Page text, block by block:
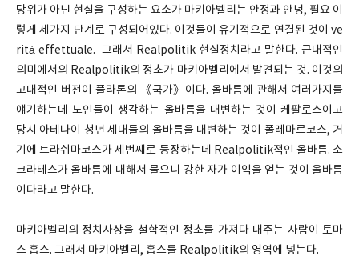
당위가 아닌 현실을 구성하는 요소가 마키아벨리는 안정과 안녕, 필요 이
렇게 세가지 단계로 구성되어있다. 이것들이 유기적으로 연결된 것이 ve
rità effettuale. 그래서 Realpolitik 현실정치라고 말한다. 근대적인
의미에서의 Realpolitik의 정초가 마키아벨리에서 발견되는 것. 이것의
고대적인 버전이 플라톤의 《국가》이다. 올바름에 관해서 여러가지를
얘기하는데 노인들이 생각하는 올바름을 대변하는 것이 케팔로스이고
당시 아테나이 청년 세대들의 올바름을 대변하는 것이 폴레마르코스, 거
기에 트라쉬마코스가 세번째로 등장하는데 Realpolitik적인 올바름. 소
크라테스가 올바름에 대해서 물으니 강한 자가 이익을 얻는 것이 올바름
이다라고 말한다.
마키아벨리의 정치사상을 철학적인 정초를 가져다 대주는 사람이 토마
스 홉스. 그래서 마키아벨리, 홉스를 Realpolitik의 영역에 넣는다.